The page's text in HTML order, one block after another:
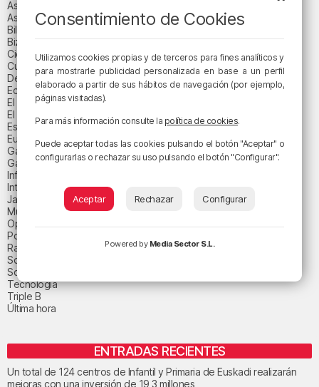
Asteburuko Planak
Asteko abestia
Bilbao
Bizkaia
Ciencia y salud
Cultura
Deportes
Economía
El paisaje de la semana
El paisaje del día
Espacio patrocinado
Euskadi
Gastronomía
Gaurko abestia
Informativos
Internacional
Jaialdi 2025
Música
Opinión
Política
Radio Popular-Herri Irratia
Social y religión
Sociedad
Tecnología
Triple B
Última hora
ENTRADAS RECIENTES
Un total de 124 centros de Infantil y Primaria de Euskadi realizarán
mejoras con una inversión de 19,3 millones
Consentimiento de Cookies
Utilizamos cookies propias y de terceros para fines analíticos y
para mostrarle publicidad personalizada en base a un perfil
elaborado a partir de sus hábitos de navegación (por ejemplo,
páginas visitadas).
Para más información consulte la política de cookies.
Puede aceptar todas las cookies pulsando el botón "Aceptar" o
configurarlas o rechazar su uso pulsando el botón "Configurar".
Aceptar Rechazar Configurar
Powered by Media Sector S.L.